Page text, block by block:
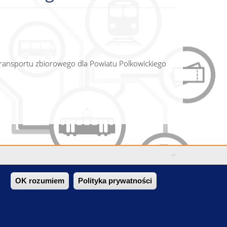
zbiorowego dla Powiatu Polkowickiego
OK rozumiem Polityka prywatności